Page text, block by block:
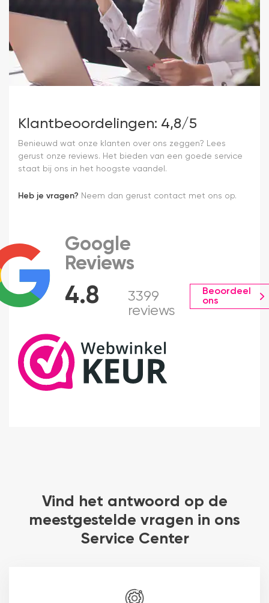
Klantbeoordelingen: 4,8/5
Benieuwd wat onze klanten over ons zeggen? Lees
gerust onze reviews. Het bieden van een goede service
staat bij ons in het hoogste vaandel.
Heb je vragen? Neem dan gerust contact met ons op.
4.8
Google
Reviews
3399
reviews
Beoordeel
ons
Vind het antwoord op de
meestgestelde vragen in ons
Service Center